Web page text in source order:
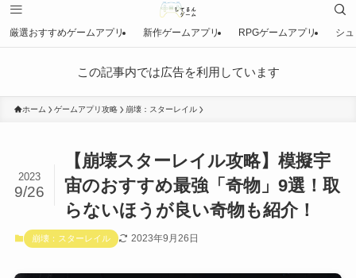
厳選おすすめゲームアプリ 新作ゲームアプリ RPGゲームアプリ シ
この記事内では広告を利用しています
ホーム ゲームアプリ攻略 崩壊：スターレイル
【崩壊スターレイル攻略】模擬宇
宙のおすすめ最強「奇物」9選！取
らないほうが良い奇物も紹介！
2023
9/26
崩壊：スターレイル 2023年9月26日